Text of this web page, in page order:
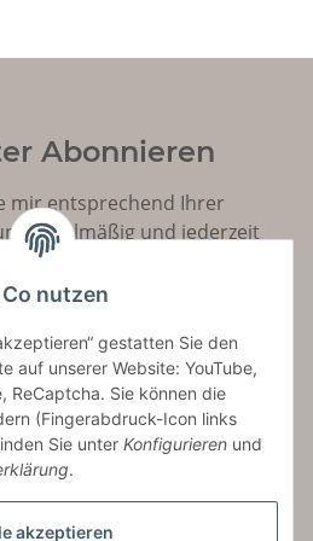
Abonnieren
mir entsprechend Ihrer
regelmäßig und jederzeit
zu Ihrem Produktsortiment
E-Mail zu.
Abonnieren
nutzen
gestatten Sie den
auf unserer Website: YouTube,
ReCaptcha. Sie können die
(Fingerabdruck-Icon links
Sie unter Konfigurieren und
.
akzeptieren